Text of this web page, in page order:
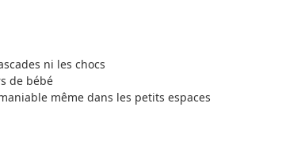
ni les chocs
de bébé
même dans les petits espaces